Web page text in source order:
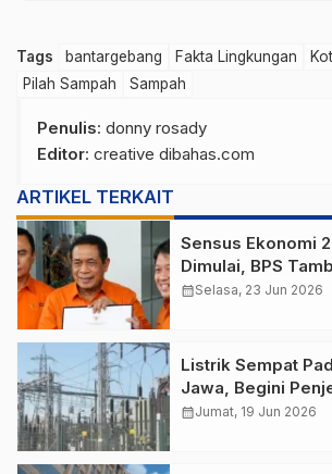
Tags bantargebang Fakta Lingkungan
Pilah Sampah
Sampah
Penulis: donny rosady
Editor: creative dibahas.com
ARTIKEL TERKAIT
Sensus Ekonomi
Dimulai, BPS
Baru
calendar_monthSelasa, 23 Jun 2026
Listrik Sempat
Jawa, Begini
calendar_monthJumat, 19 Jun 2026